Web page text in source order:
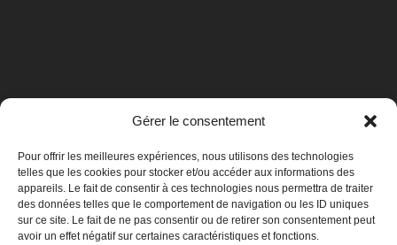
Gérer le consentement
Pour offrir les meilleures expériences, nous utilisons des technologies
telles que les cookies pour stocker et/ou accéder aux informations des
appareils. Le fait de consentir à ces technologies nous permettra de traiter
des données telles que le comportement de navigation ou les ID uniques
sur ce site. Le fait de ne pas consentir ou de retirer son consentement peut
avoir un effet négatif sur certaines caractéristiques et fonctions.
Mentions légales